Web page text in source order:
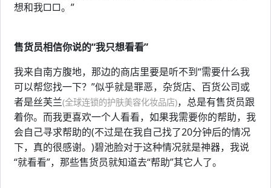
想和我□□。”
售货员相信你说的“我只想看看”
我来自南方腹地，那边的商店里要是听不到“需要什么我
可以帮您找一下？”似乎就是罪恶，杂货店、百货公司或
者是丝芙兰(全球连锁的护肤美容化妆品店)，总是有售货员跟
着你。而我更喜欢一个人看看，如果我需要你的帮助，我
会自己寻求帮助的(不过是在我自己找了20分钟后的情况
下，真的很感谢。)碧池脸对于这种情况就是神器，我说
“就看看”，那些售货员就知道去“帮助”其它人了。